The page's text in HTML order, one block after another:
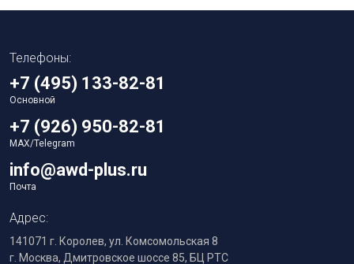
Телефоны:
+7 (495) 133-82-81
Основной
+7 (926) 950-82-81
MAX/Telegram
info@awd-plus.ru
Почта
Адрес:
141071 г. Королев, ул. Комсомольская 8
г. Москва, Дмитровское шоссе 85, БЦ РТС